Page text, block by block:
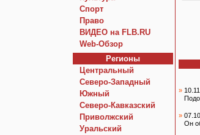
Спорт
Право
ВИДЕО на FLB.RU
Web-Обзор
Регионы
Центральный
Северо-Западный
Южный
Северо-Кавказский
Приволжский
Уральский
»
»
Он